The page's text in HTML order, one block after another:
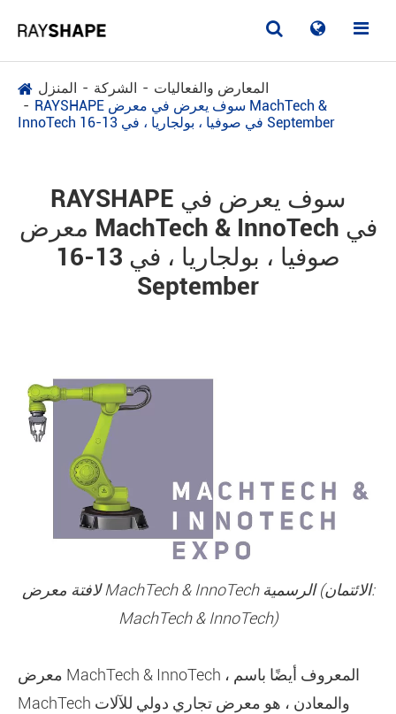
المنزل الشركة
المعارض والفعاليات
RAYSHAPE سوف يعرض في معرض MachTech &
InnoTech في صوفيا ، بولجاريا ، في 13-16 September
RAYSHAPE سوف يعرض في
معرض MachTech & InnoTech في
صوفيا ، بولجاريا ، في 13-16
September
لافتة معرض MachTech & InnoTech الرسمية (الائتمان:
MachTech & InnoTech)
معرض MachTech & InnoTech ، المعروف أيضًا باسم
MachTech والمعادن ، هو معرض تجاري دولي للآلات